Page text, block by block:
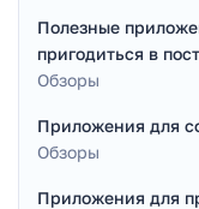
Полезные
пригодиться в
Обзоры
Приложения для
Обзоры
Приложения для